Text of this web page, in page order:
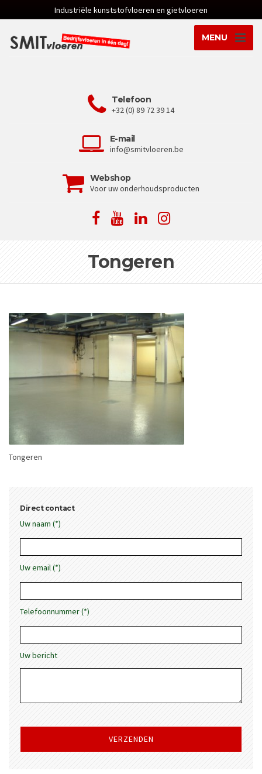
Industriële kunststofvloeren en gietvloeren
MENU
Telefoon
+32 (0) 89 72 39 14
E-mail
info@smitvloeren.be
Webshop
Voor uw onderhoudsproducten
Tongeren
Tongeren
Direct contact
Uw naam (*)
Uw email (*)
Telefoonnummer (*)
Uw bericht